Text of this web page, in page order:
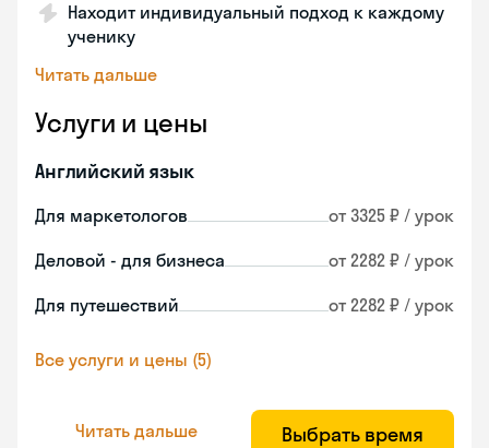
Находит индивидуальный подход к каждому
ученику
Читать дальше
Услуги и цены
Английский язык
Для маркетологов от 3325 ₽ / урок
Деловой - для бизнеса от 2282 ₽ / урок
Для путешествий от 2282 ₽ / урок
Все услуги и цены (5)
Читать дальше Выбрать время